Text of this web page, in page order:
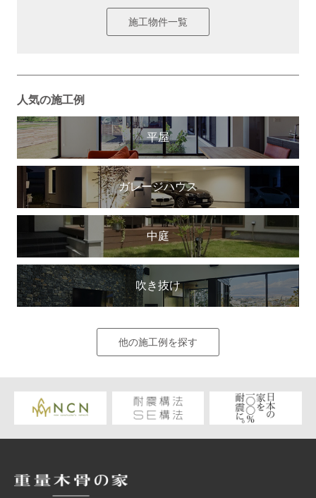
施工物件一覧
人気の施工例
平屋
ガレージハウス
中庭
吹き抜け
他の施工例を探す